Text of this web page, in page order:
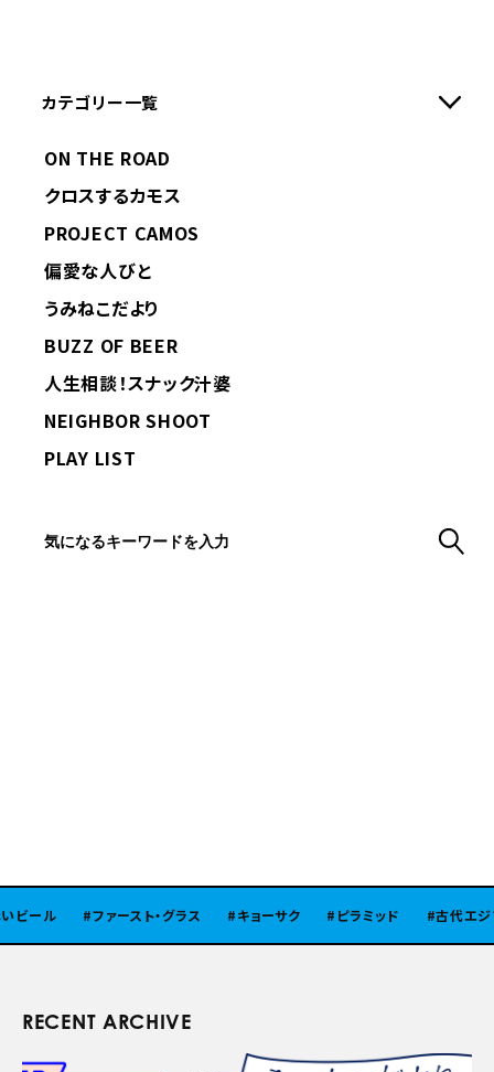
カテゴリー一覧
ON THE ROAD
クロスするカモス
PROJECT CAMOS
偏愛な人びと
うみねこだより
BUZZ OF BEER
人生相談！スナック汁婆
NEIGHBOR SHOOT
PLAY LIST
ール ファースト・グラス キョーサク ピラミッド 古代エジプト
RECENT ARCHIVE